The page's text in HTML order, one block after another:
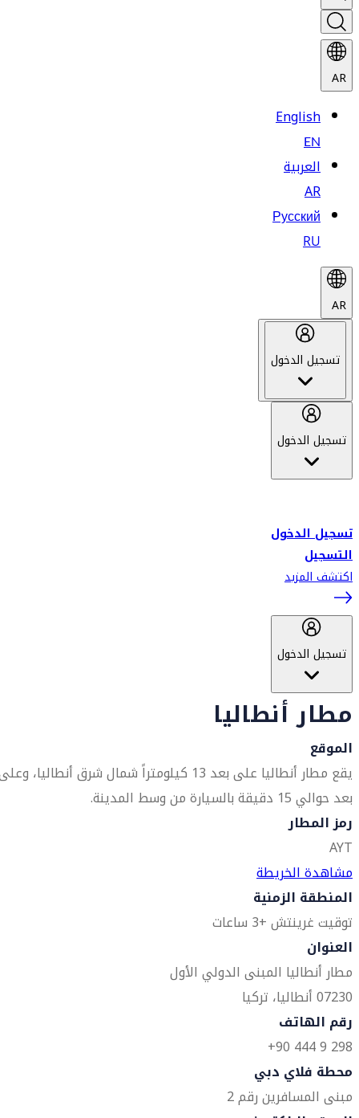
AR
English
EN
العربية
AR
Русский
RU
AR
تسجيل الدخول
تسجيل الدخول
تسجيل الدخول
التسجيل
اكتشف المزيد
تسجيل الدخول
مطار أنطاليا
الموقع
يقع مطار أنطاليا على بعد 13 كيلومتراً شمال شرق أنطاليا،
بعد حوالي 15 دقيقة بالسيارة من وسط المدينة.
رمز المطار
AYT
مشاهدة الخريطة
المنطقة الزمنية
توقيت غرينتش +3 ساعات
العنوان
مطار أنطاليا المبنى الدولي الأول
07230 أنطاليا، تركيا
رقم الهاتف
298 9 444 90+
محطة فلاي دبي
مبنى المسافرين رقم 2